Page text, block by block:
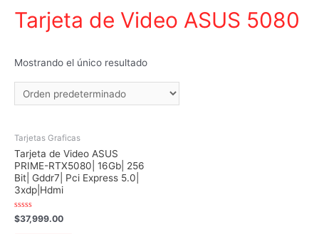
Tarjeta de Video ASUS 5080
Mostrando el único resultado
AGOTADO
Tarjetas Graficas
Tarjeta de Video ASUS
PRIME-RTX5080| 16Gb| 256
Bit| Gddr7| Pci Express 5.0|
3xdp|Hdmi
Valorado
con
$37,999.00